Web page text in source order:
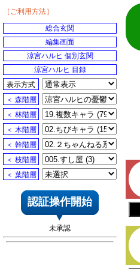
［ご利用方法］
総合玄関
編集画面
涼宮ハルヒ 個別玄関
涼宮ハルヒ 目録
表示方式
＜ 森階層
＜ 林階層
＜ 木階層
＜ 幹階層
＜ 枝階層
＜ 葉階層
認証操作開始
未承認